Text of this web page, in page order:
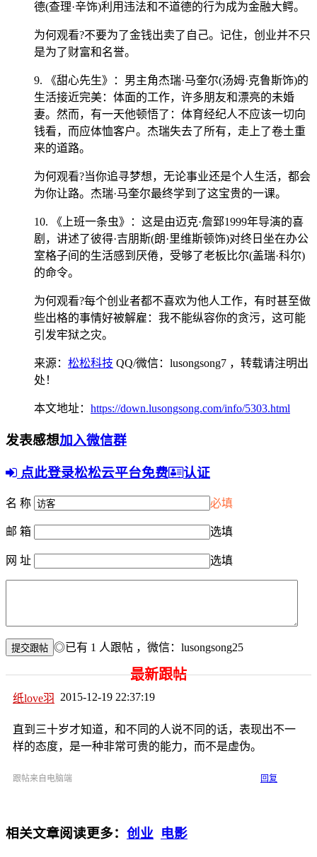
德(查理·辛饰)利用违法和不道德的行为成为金融大鳄。
为何观看?不要为了金钱出卖了自己。记住，创业并不只
是为了财富和名誉。
9. 《甜心先生》：男主角杰瑞·马奎尔(汤姆·克鲁斯饰)的
生活接近完美：体面的工作，许多朋友和漂亮的未婚
妻。然而，有一天他顿悟了：体育经纪人不应该一切向
钱看，而应体恤客户。杰瑞失去了所有，走上了卷土重
来的道路。
为何观看?当你追寻梦想，无论事业还是个人生活，都会
为你让路。杰瑞·马奎尔最终学到了这宝贵的一课。
10. 《上班一条虫》：这是由迈克·詹郅1999年导演的喜
剧，讲述了彼得·吉朋斯(朗·里维斯顿饰)对终日坐在办公
室格子间的生活感到厌倦，受够了老板比尔(盖瑞·科尔)
的命令。
为何观看?每个创业者都不喜欢为他人工作，有时甚至做
些出格的事情好被解雇：我不能纵容你的贪污，这可能
引发牢狱之灾。
来源： 松松科技 QQ/微信：lusongsong7 ，转载请注明出
处！
本文地址： https://down.lusongsong.com/info/5303.html
发表感想加入微信群
点此登录松松云平台免费 认证
名 称 必填
邮 箱 选填
网 址 选填
◎已有 1 人跟帖 ，微信：lusongsong25
最新跟帖
纸love羽 2015-12-19 22:37:19
直到三十岁才知道，和不同的人说不同的话，表现出不一
样的态度，是一种非常可贵的能力，而不是虚伪。
跟帖来自电脑端 回复
相关文章阅读更多： 创业 电影